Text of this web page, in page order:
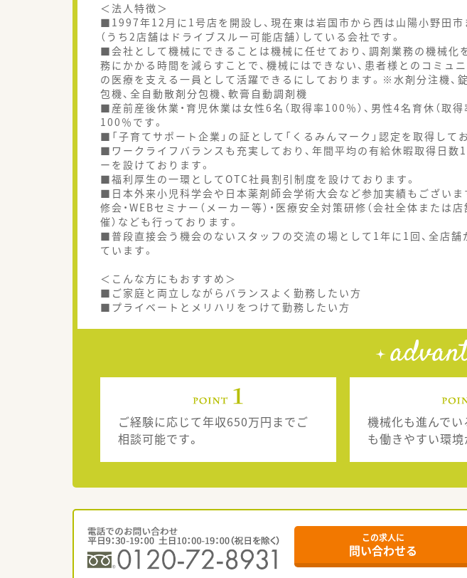
＜法人特徴＞
■1997年12月に1号店を開設し、現在東は岩国市から西は山陽小野田
（うち2店舗はドライブスルー可能店舗）している会社です。
■会社として機械にできることは機械に任せており、調剤業務の機械化
務にかかる時間を減らすことで、機械にはできない、患者様とのコミ
の医療を支える一員として活躍できるにしております。※水剤分注機、
包機、全自動散剤分包機、軟膏自動調剤機
■産前産後休業・育児休業は女性6名（取得率100％）、男性4名育休（取
100％です。
■「子育てサポート企業」の証として「くるみんマーク」認定を取得して
■ワークライフバランスも充実しており、年間平均の有給休暇取得日数
ーを設けております。
■福利厚生の一環としてOTC社員割引制度を設けております。
■日本外来小児科学会や日本薬剤師会学術大会など参加実績もございま
修会・WEBセミナー（メーカー等）・医療安全対策研修（会社全体または
催）なども行っております。
■普段直接会う機会のないスタッフの交流の場として1年に1回、全店舗
ています。
＜こんな方にもおすすめ＞
■ご家庭と両立しながらバランスよく勤務したい方
■プライベートとメリハリをつけて勤務したい方
ご経験に応じて年収650万円までご
相談可能です。
機械化も進んでい
も働きやすい環境
この求人に
問い合わせる